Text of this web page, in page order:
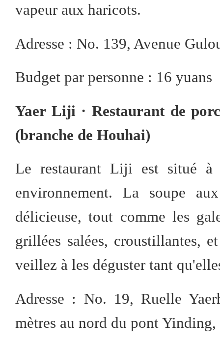
vapeur aux haricots.
Adresse : No. 139, Avenue
Budget par personne : 16 yuans
Yaer Liji · Restaurant de
(branche de Houhai)
Le restaurant Liji est situé à
environnement. La soupe
délicieuse, tout comme les
grillées salées, croustillantes,
veillez à les déguster tant
Adresse : No. 19, Ruelle
mètres au nord du pont